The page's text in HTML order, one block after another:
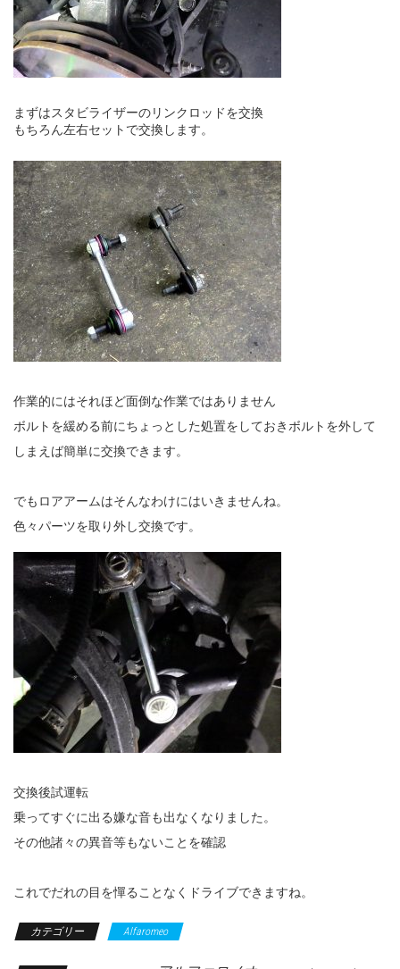
まずはスタビライザーのリンクロッドを交換
もちろん左右セットで交換します。
作業的にはそれほど面倒な作業ではありません
ボルトを緩める前にちょっとした処置をしておきボルトを外して
しまえば簡単に交換できます。
でもロアアームはそんなわけにはいきませんね。
色々パーツを取り外し交換です。
交換後試運転
乗ってすぐに出る嫌な音も出なくなりました。
その他諸々の異音等もないことを確認
これでだれの目を憚ることなくドライブできますね。
カテゴリー Alfaromeo